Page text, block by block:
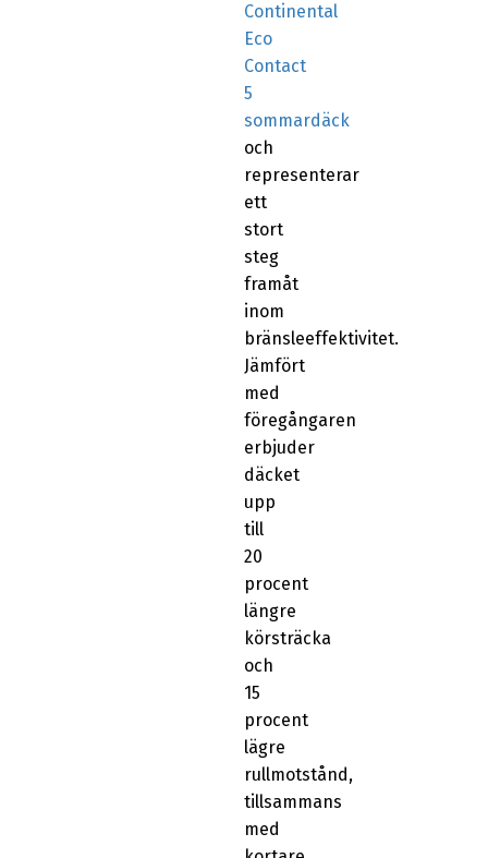
Continental
Eco
Contact
5
sommardäck
och
representerar
ett
stort
steg
framåt
inom
bränsleeffektivitet.
Jämfört
med
föregångaren
erbjuder
däcket
upp
till
20
procent
längre
körsträcka
och
15
procent
lägre
rullmotstånd,
tillsammans
med